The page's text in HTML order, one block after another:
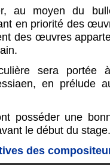
au moyen du
en priorité des
des œuvres
sera portée
en prélude
posséder une
le début du stage.
des